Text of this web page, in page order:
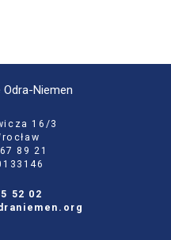
Niemen
16/3
89 21
52 02